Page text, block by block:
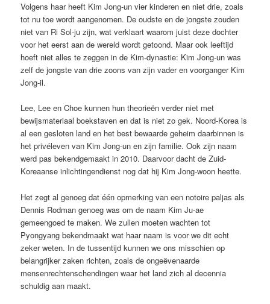
Volgens haar heeft Kim Jong-un vier kinderen en niet drie, zoals
tot nu toe wordt aangenomen. De oudste en de jongste zouden
niet van Ri Sol-ju zijn, wat verklaart waarom juist deze dochter
voor het eerst aan de wereld wordt getoond. Maar ook leeftijd
hoeft niet alles te zeggen in de Kim-dynastie: Kim Jong-un was
zelf de jongste van drie zoons van zijn vader en voorganger Kim
Jong-il.
Lee, Lee en Choe kunnen hun theorieën verder niet met
bewijsmateriaal boekstaven en dat is niet zo gek. Noord-Korea is
al een gesloten land en het best bewaarde geheim daarbinnen is
het privéleven van Kim Jong-un en zijn familie. Ook zijn naam
werd pas bekendgemaakt in 2010. Daarvoor dacht de Zuid-
Koreaanse inlichtingendienst nog dat hij Kim Jong-woon heette.
Het zegt al genoeg dat één opmerking van een notoire paljas als
Dennis Rodman genoeg was om de naam Kim Ju-ae
gemeengoed te maken. We zullen moeten wachten tot
Pyongyang bekendmaakt wat haar naam is voor we dit echt
zeker weten. In de tussentijd kunnen we ons misschien op
belangrijker zaken richten, zoals de ongeëvenaarde
mensenrechtenschendingen waar het land zich al decennia
schuldig aan maakt.